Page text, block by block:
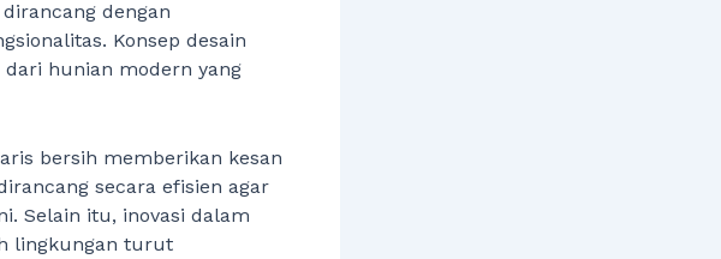
dengan
Konsep desain
hunian modern yang
bersih memberikan kesan
secara efisien agar
Selain itu, inovasi dalam
lingkungan turut